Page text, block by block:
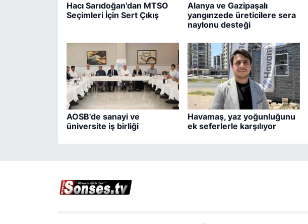
Hacı Sarıdoğan'dan MTSO
Seçimleri İçin Sert Çıkış
Alanya ve Gazipaşalı
yangınzede üreticilere sera
naylonu desteği
AOSB'de sanayi ve
üniversite iş birliği
Havamaş, yaz yoğunluğunu
ek seferlerle karşılıyor